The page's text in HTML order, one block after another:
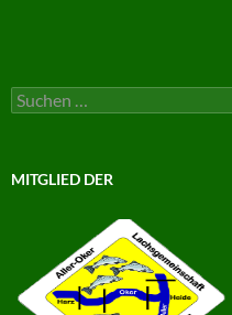
Suchen
nach:
MITGLIED DER